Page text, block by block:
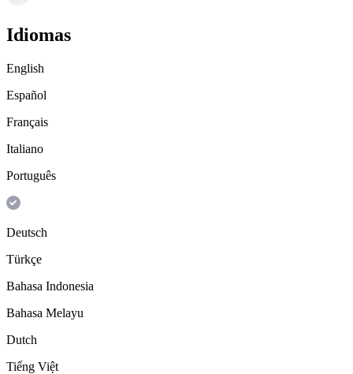
Idiomas
English
Español
Français
Italiano
Português
Deutsch
Türkçe
Bahasa Indonesia
Bahasa Melayu
Dutch
Tiếng Việt